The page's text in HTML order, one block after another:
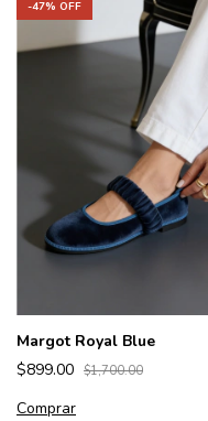
-47% OFF
Margot Royal Blue
$899.00 $1,700.00
Comprar